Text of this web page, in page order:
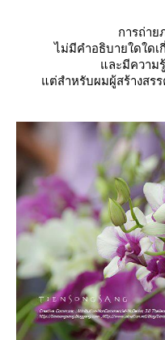
การถ่าย
ไม่มีคำอธิบายใดใดเ
ละมีความ
ต่สำหรับผมผู้สร้างสร